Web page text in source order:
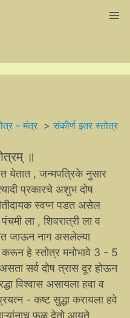
- मंत्र >संकीर्ण इतर स्तोत्र
॥
येतात , जन्मपत्रिके नुसार
प्रकारचे अशुभ दोष
स्वप्न पडत असेल
ला , शिवरात्री ला व
जाऊन नाग असलेल्या
करून हे स्तोत्र मनोभावे 3 - 5
सर्व दोष त्रास दूर होऊन
विश्वास असायला हवा व
- कष्ट सुद्धा करायला हवे
फळ देतो आयते